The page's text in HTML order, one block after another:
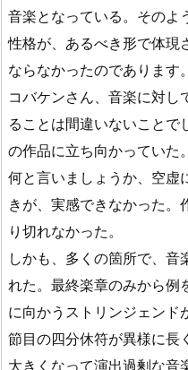
音楽となっている。そのよ
性格が、あるべき形で体現
ならなかったのであります。
コバケンさん、音楽に対し
ることは間違いないことで
の作品に立ち向かっていた
何と言いましょうか、空虚
きが、実感できなかった。
り切れなかった。
しかも、多くの箇所で、音
れた。最終楽章のみから例
に向かうストリンジェン
節目の四分休符が異様に長
大きくなって演出過剰な音